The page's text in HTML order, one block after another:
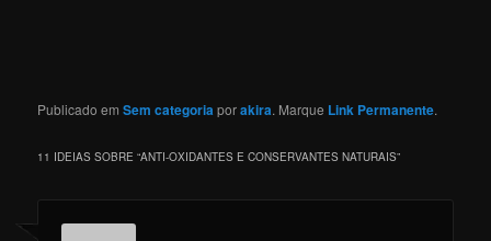
Publicado emSem categoria porakira. Marque Link Permanente.
11 IDEIAS SOBRE “ANTI-OXIDANTES E CONSERVANTES NATURAIS”